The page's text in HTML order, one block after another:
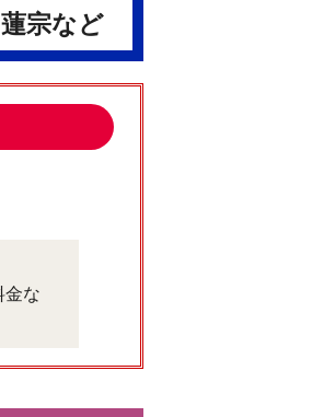
宗など
金な